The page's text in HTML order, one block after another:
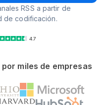
RSS a partir de
de codificación.
4.7
miles de empresas